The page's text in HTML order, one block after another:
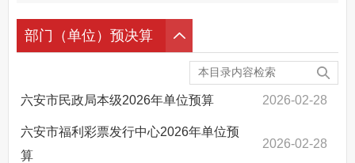
部门（单位）预决算
六安市民政局本级2026年单位预算 2026-02-28
六安市福利彩票发行中心2026年单位预
算
2026-02-28